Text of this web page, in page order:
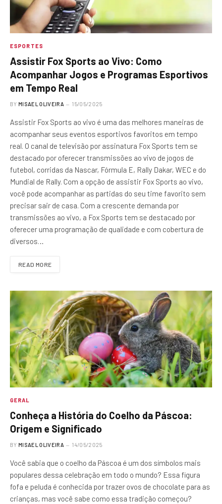
ESPORTES
Assistir Fox Sports ao Vivo: Como
Acompanhar Jogos e Programas Esportivos
em Tempo Real
BY MISAEL OLIVEIRA 15/05/2025
Assistir Fox Sports ao vivo é uma das melhores maneiras de
acompanhar seus eventos esportivos favoritos em tempo
real. O canal de televisão por assinatura Fox Sports tem se
destacado por oferecer transmissões ao vivo de jogos de
futebol, corridas da Nascar, Fórmula E, Rally Dakar, WEC e do
Mundial de Rally. Com a opção de assistir Fox Sports ao vivo,
você pode acompanhar as partidas do seu time favorito sem
precisar sair de casa. Com a crescente demanda por
transmissões ao vivo, a Fox Sports tem se destacado por
oferecer uma programação de qualidade e com cobertura de
diversos…
READ MORE
GERAL
Conheça a História do Coelho da Páscoa:
Origem e Significado
BY MISAEL OLIVEIRA 14/05/2025
Você sabia que o coelho da Páscoa é um dos símbolos mais
populares dessa celebração em todo o mundo? Essa figura
fofa e peluda é conhecida por trazer ovos de chocolate para as
crianças, mas você sabe como essa tradição começou?